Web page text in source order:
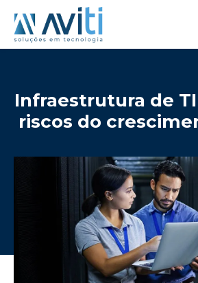
Infraestrutura de
riscos do